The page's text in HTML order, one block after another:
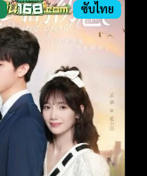
ซับไทย